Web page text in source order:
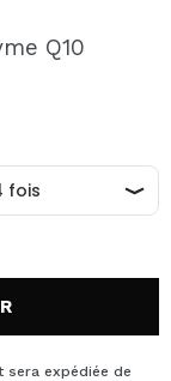
pourrez
l'état de vos
Q10
sera expédiée de